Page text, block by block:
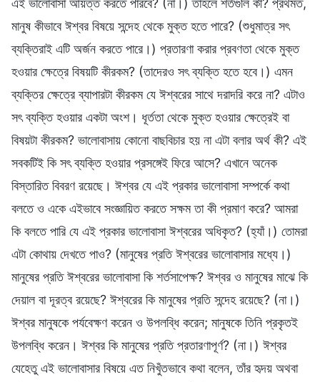
মানুষ কীভাবে ঈশ্বর বিষয়ে সন্দেহ থেকে মুক্ত হতে পারে? (শুধুমাত্র সৎ
ব্যক্তিরাই এটি অর্জন করতে পারে।) প্রতারণা করার প্রবণতা থেকে মুক্ত
হওয়ার ক্ষেত্রে বিষয়টি কীরকম? (তাদেরও সৎ ব্যক্তি হতে হবে।) এমন
ব্যক্তির ক্ষেত্রে ব্যাপারটা কীরকম যে ঈশ্বরের সাথে দরাদরি করে না? এটাও
সৎ ব্যক্তি হওয়ার একটা অংশ। ধূর্ততা থেকে মুক্ত হওয়ার ক্ষেত্রেই বা
বিষয়টা কীরকম? ভালোবাসায় কোনো বাছবিচার হয় না এটা বলার অর্থ কী? এই
সবকটিই কি সৎ ব্যক্তি হওয়ার প্রসঙ্গেই ফিরে আসে? এখানে অনেক
বিস্তারিত বিবরণ রয়েছে। ঈশ্বর যে এই প্রকার ভালোবাসা সম্পর্কে কথা
বলতে ও একে এইভাবে সংজ্ঞায়িত করতে সক্ষম তা কী প্রমাণ করে? আমরা
কি বলতে পারি যে এই প্রকার ভালোবাসা ঈশ্বরের অধিকৃত? (হ্যাঁ।) তোমরা
এটা কোথায় দেখতে পাও? (মানুষের প্রতি ঈশ্বরের ভালোবাসার মধ্যে।)
মানুষের প্রতি ঈশ্বরের ভালোবাসা কি শর্তসাপেক্ষ? ঈশ্বর ও মানুষের মাঝে কি
দেয়াল বা দূরত্ব রয়েছে? ঈশ্বরের কি মানুষের প্রতি সন্দেহ রয়েছে? (না।)
ঈশ্বর মানুষকে পর্যবেক্ষণ করেন ও উপলব্ধি করেন; মানুষকে তিনি প্রকৃতই
উপলব্ধি করেন। ঈশ্বর কি মানুষের প্রতি প্রতারণাপূর্ণ? (না।) ঈশ্বর
যেহেতু এই ভালোবাসার বিষয়ে এত নিখুঁতভাবে কথা বলেন, তাঁর হৃদয় অথবা